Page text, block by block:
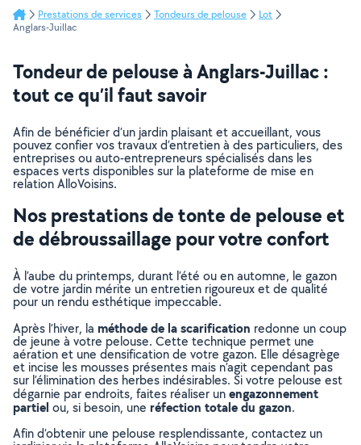
Prestations de services Tondeurs de pelouse
Lot
Anglars-Juillac
Tondeur de pelouse à Anglars-Juillac :
tout ce qu’il faut savoir
Afin de bénéficier d’un jardin plaisant et accueillant, vous
pouvez confier vos travaux d’entretien à des particuliers, des
entreprises ou auto-entrepreneurs spécialisés dans les
espaces verts disponibles sur la plateforme de mise en
relation AlloVoisins.
Nos prestations de tonte de pelouse et
de débroussaillage pour votre confort
À l’aube du printemps, durant l’été ou en automne, le gazon
de votre jardin mérite un entretien rigoureux et de qualité
pour un rendu esthétique impeccable.
Après l’hiver, la méthode de la scarification redonne un coup
de jeune à votre pelouse. Cette technique permet une
aération et une densification de votre gazon. Elle désagrège
et incise les mousses présentes mais n’agit cependant pas
sur l’élimination des herbes indésirables. Si votre pelouse est
dégarnie par endroits, faites réaliser unengazonnement
partiel ou, si besoin, une réfection totale du gazon.
Afin d’obtenir une pelouse resplendissante, contactez un